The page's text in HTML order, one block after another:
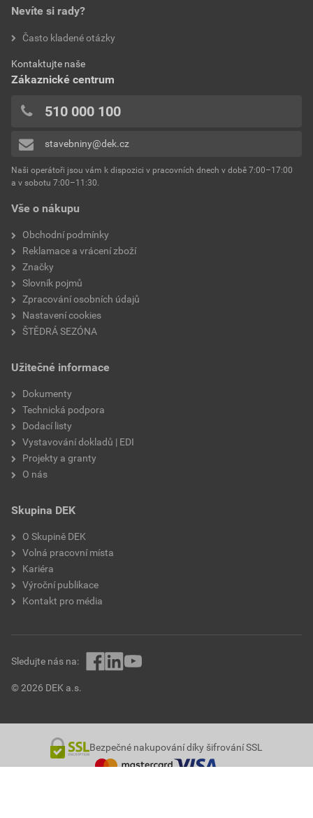
Vše o nákupu
Obchodní podmínky
Reklamace a vrácení zboží
Značky
Slovník pojmů
Zpracování osobních údajů
Nastavení cookies
ŠTĚDRÁ SEZÓNA
Užitečné informace
Dokumenty
Technická podpora
Dodací listy
Vystavování dokladů | EDI
Projekty a granty
O nás
Skupina DEK
O Skupině DEK
Volná pracovní místa
Kariéra
Výroční publikace
Kontakt pro média
Nevíte si rady?
Často kladené otázky
Kontaktujte naše
Zákaznické centrum
510 000 100
stavebniny@dek.cz
Naši operátoři jsou vám k dispozici v pracovních dnech v době 7:00–17:00
a v sobotu 7:00–11:30.
© 2026 DEK a.s.
Sledujte nás na:
Bezpečné nakupování díky šifrování SSL